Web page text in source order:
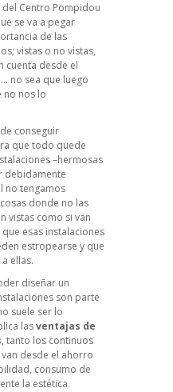
Centro Pompidou
se va a pegar
de las
vistas o no vistas,
cuenta desde el
no sea que luego
no nos lo
conseguir
que todo quede
–hermosas
debidamente
no tengamos
donde no las
vistas como si van
esas instalaciones
estropearse y que
ellas.
diseñar un
son parte
suele ser lo
lasventajas de
, tanto los continuos
desde el ahorro
consumo de
la estética.